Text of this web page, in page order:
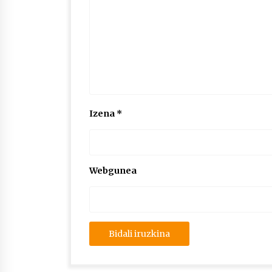
Izena *
Webgunea